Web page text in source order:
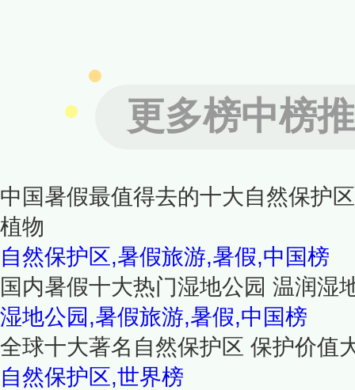
更多榜中榜
中国暑假最值得去的十大自然保护
植物
自然保护区,暑假旅游,暑假,中国榜
国内暑假十大热门湿地公园 温润湿
湿地公园,暑假旅游,暑假,中国榜
全球十大著名自然保护区 保护价值
自然保护区,世界榜